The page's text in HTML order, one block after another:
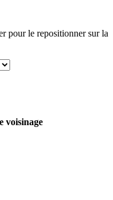
pour le repositionner sur la
voisinage